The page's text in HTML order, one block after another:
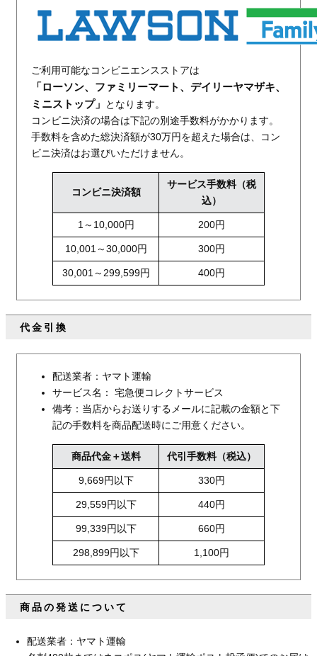
ご利用可能なコンビニエンスストアは
「ローソン、ファミリーマート、デイリーヤマザキ、
ミニストップ」
となります。
コンビニ決済の場合は下記の別途手数料がかかります。
手数料を含めた総決済額が30万円を超えた場合は、コン
ビニ決済はお選びいただけません。
コンビニ決済額
サービス手数料（税
込）
1～10,000円 200円
10,001～30,000円 300円
30,001～299,599円 400円
代金引換
配送業者：ヤマト運輸
サービス名： 宅急便コレクトサービス
備考：当店からお送りするメールに記載の金額と下
記の手数料を商品配送時にご用意ください。
商品代金＋送料 代引手数料（税込）
9,669円以下 330円
29,559円以下 440円
99,339円以下 660円
298,899円以下 1,100円
商品の発送について
配送業者：ヤマト運輸